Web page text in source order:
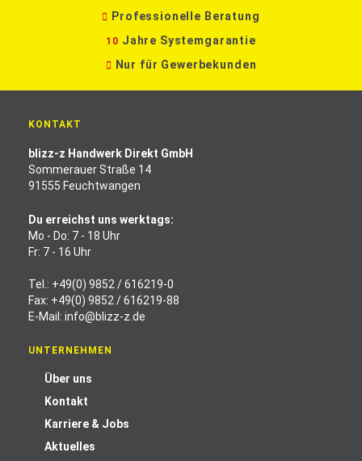
Professionelle Beratung
10 Jahre Systemgarantie
Nur für Gewerbekunden
KONTAKT
blizz-z Handwerk Direkt GmbH
Sommerauer Straße 14
91555 Feuchtwangen
Du erreichst uns werktags:
Mo - Do: 7 - 18 Uhr
Fr: 7 - 16 Uhr
Tel.: +49(0) 9852 / 616219-0
Fax: +49(0) 9852 / 616219-88
E-Mail: info@blizz-z.de
UNTERNEHMEN
Über uns
Kontakt
Karriere & Jobs
Aktuelles